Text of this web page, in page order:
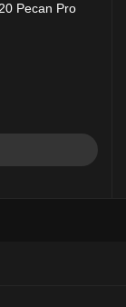
Pecan Pro